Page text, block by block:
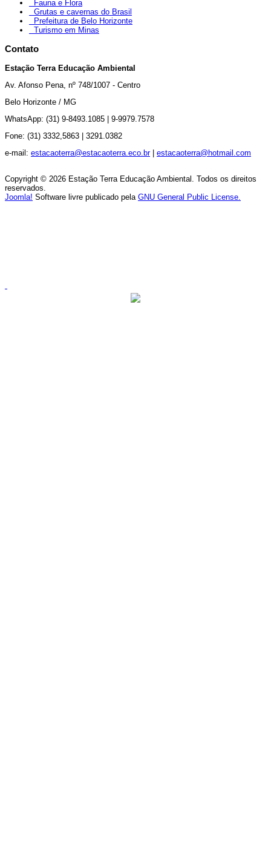
Fauna e Flora
Grutas e cavernas do Brasil
Prefeitura de Belo Horizonte
Turismo em Minas
Contato
Estação Terra Educação Ambiental
Av. Afonso Pena, nº 748/1007 - Centro
Belo Horizonte / MG
WhatsApp: (31) 9-8493.1085 | 9-9979.7578
Fone: (31) 3332,5863 | 3291.0382
e-mail: estacaoterra@estacaoterra.eco.br| estacaoterra@hotmail.com
Copyright © 2026 Estação Terra Educação Ambiental. Todos os direitos
reservados.
Joomla! Software livre publicado pela GNU General Public License.